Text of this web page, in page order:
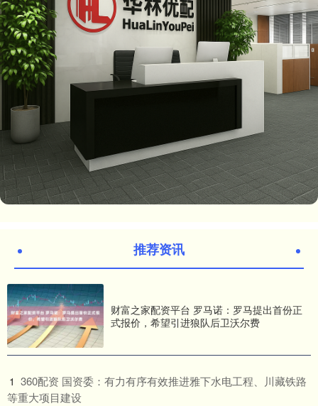
推荐资讯
财富之家配资平台 罗马诺：罗马提出首份正
式报价，希望引进狼队后卫沃尔费
1 ​360配资 国资委：有力有序有效推进雅下水电工程、川藏铁路
等重大项目建设